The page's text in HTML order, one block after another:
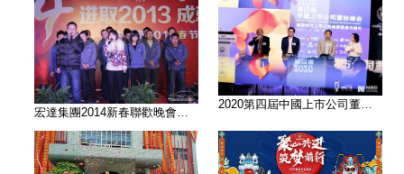
宏達集團2014新春聯歡晚會活動
2020第四屆中國上市公司董秘峰